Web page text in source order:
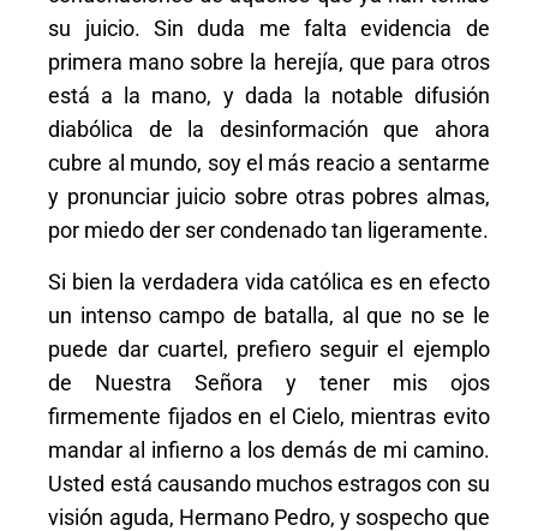
su juicio. Sin duda me falta evidencia de
primera mano sobre la herejía, que para otros
está a la mano, y dada la notable difusión
diabólica de la desinformación que ahora
cubre al mundo, soy el más reacio a sentarme
y pronunciar juicio sobre otras pobres almas,
por miedo der ser condenado tan ligeramente.
Si bien la verdadera vida católica es en efecto
un intenso campo de batalla, al que no se le
puede dar cuartel, prefiero seguir el ejemplo
de Nuestra Señora y tener mis ojos
firmemente fijados en el Cielo, mientras evito
mandar al infierno a los demás de mi camino.
Usted está causando muchos estragos con su
visión aguda, Hermano Pedro, y sospecho que